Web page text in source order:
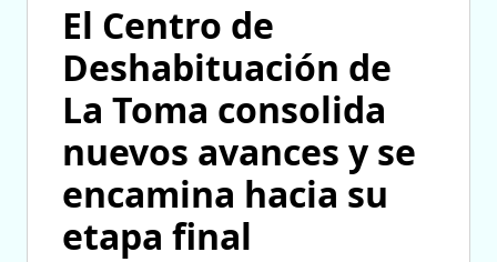
El Centro de
Deshabituación de
La Toma consolida
nuevos avances y se
encamina hacia su
etapa final